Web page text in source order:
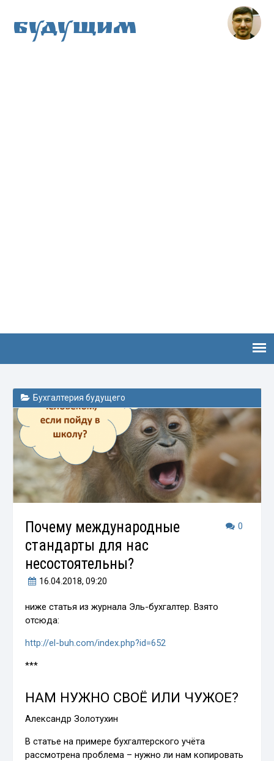
Будущим
Бухгалтерия будущего
0
Почему международные
стандарты для нас
несостоятельны?
16.04.2018, 09:20
ниже статья из журнала Эль-бухгалтер. Взято
отсюда:
http://el-buh.com/index.php?id=652
***
НАМ НУЖНО СВОЁ ИЛИ ЧУЖОЕ?
Александр Золотухин
В статье на примере бухгалтерского учёта
рассмотрена проблема – нужно ли нам копировать